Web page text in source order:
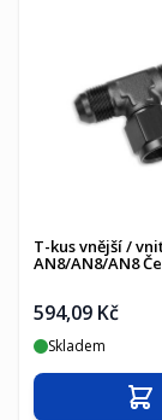
T-kus vnější /
AN8/AN8/AN8
594,09 Kč
Skladem